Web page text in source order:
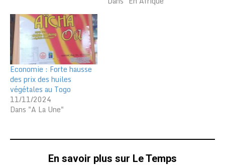
Economie : Forte hausse
des prix des huiles
végétales au Togo
11/11/2024
Dans "A La Une"
En savoir plus sur Le Temps